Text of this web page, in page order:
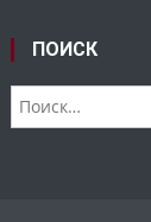
ПОИСК